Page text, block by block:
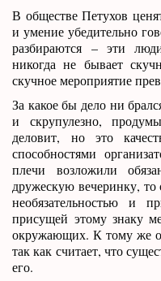
В обществе Петухов
и умение убедительно
разбираются – эти
никогда не бывает
скучное мероприятие
За какое бы дело ни
и скрупулезно,
деловит, но это
способностями
плечи возложили
дружескую вечеринку, то
необязательностью и
присущей этому знаку
окружающих. К тому же
так как считает, что
его.